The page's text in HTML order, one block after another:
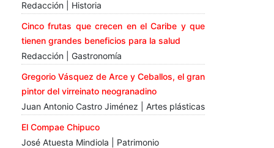
Redacción | Historia
Cinco frutas que crecen en el Caribe y que
tienen grandes beneficios para la salud
Redacción | Gastronomía
Gregorio Vásquez de Arce y Ceballos, el gran
pintor del virreinato neogranadino
Juan Antonio Castro Jiménez | Artes plásticas
El Compae Chipuco
José Atuesta Mindiola | Patrimonio